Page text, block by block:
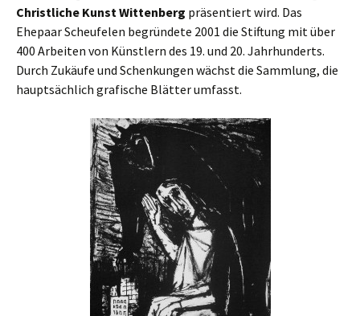
Christliche Kunst Wittenberg präsentiert wird. Das
Ehepaar Scheufelen begründete 2001 die Stiftung mit über
400 Arbeiten von Künstlern des 19. und 20. Jahrhunderts.
Durch Zukäufe und Schenkungen wächst die Sammlung, die
hauptsächlich grafische Blätter umfasst.